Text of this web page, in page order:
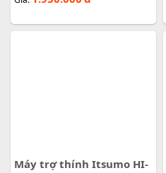
Máy trợ thính Itsumo HI-